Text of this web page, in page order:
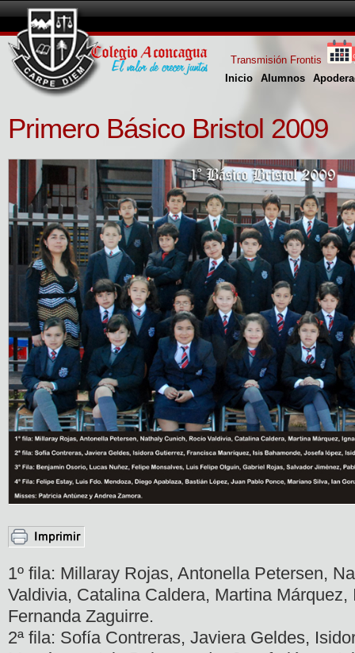
Inicio Alumnos
Transmisión Frontis
Primero Básico Bristol 2009
1º fila: Millaray Rojas, Antonella Petersen,
Valdivia, Catalina Caldera, Martina Márquez,
Fernanda Zaguirre.
2ª fila: Sofía Contreras, Javiera Geldes,